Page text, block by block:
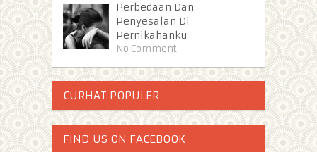
Perbedaan Dan
Penyesalan Di
Pernikahanku
No Comment
CURHAT POPULER
FIND US ON FACEBOOK